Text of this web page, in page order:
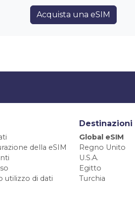
Acquista una eSIM
della eSIM
utilizzo di dati
Global eSIM
Regno Unito
U.S.A.
Egitto
Turchia